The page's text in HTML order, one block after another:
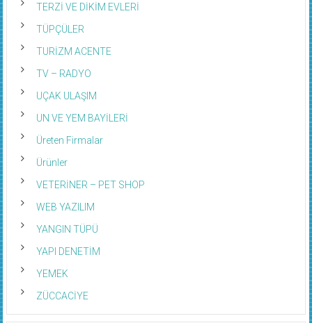
TERZİ VE DİKİM EVLERİ
TÜPÇÜLER
TURİZM ACENTE
TV – RADYO
UÇAK ULAŞIM
UN VE YEM BAYİLERİ
Üreten Firmalar
Ürünler
VETERİNER – PET SHOP
WEB YAZILIM
YANGIN TÜPÜ
YAPI DENETİM
YEMEK
ZÜCCACİYE